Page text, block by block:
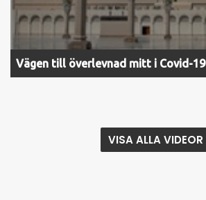
Vägen till överlevnad mitt i Covid-
VISA ALLA VIDEOR